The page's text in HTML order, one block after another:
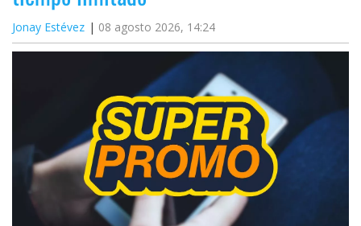
Jonay Estévez 08 agosto 2026, 14:24